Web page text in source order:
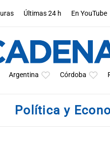
Últimas 24 h En YouTube
Argentina Córdoba
Política y